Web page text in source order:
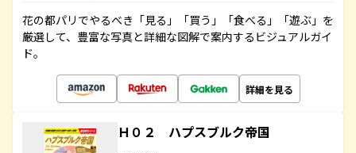
花の都パリでやるべき「見る」「買う」「食べる」「遊ぶ」を
厳選して、豊富な写真と詳細な図解で案内するビジュアルガイ
ド。
詳細を見る
Ｈ０２ ハプスブルク帝国